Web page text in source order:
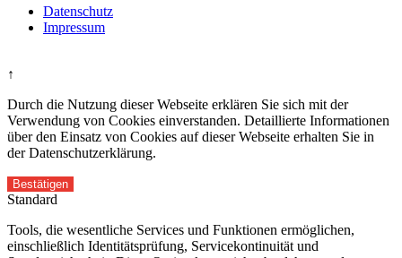
Datenschutz
Impressum
↑
Durch die Nutzung dieser Webseite erklären Sie sich mit der
Verwendung von Cookies einverstanden. Detaillierte Informationen
über den Einsatz von Cookies auf dieser Webseite erhalten Sie in
der Datenschutzerklärung.
Bestätigen
Standard
Tools, die wesentliche Services und Funktionen ermöglichen,
einschließlich Identitätsprüfung, Servicekontinuität und